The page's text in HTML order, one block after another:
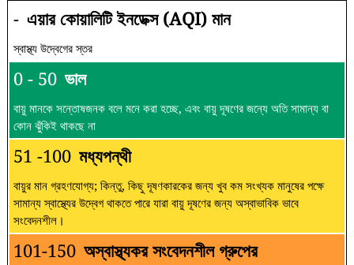
- এয়ার কোয়ালিটি ইনডেক্স (AQI) মান
স্বাস্থ্য উদ্বেগের স্তর
0 - 50 ভাল
বায়ু মানকে সন্তোষজনক বলে মনে করা হচ্ছে, এবং বায়ু দূষণের জন্যে অতি সামান্য বা
কোন ঝুঁকিই থাকছে না
51 -100 মধ্যপন্থী
বায়ুর মান গ্রহণযোগ্য; কিন্তু, কিছু দূষণকারকের জন্য খুব কম সংখ্যক মানুষের পক্ষে
সামান্য স্বাস্থ্যের উদ্বেগ থাকতে পারে যারা বায়ু দূষণের জন্য অস্বাভাবিক ভাবে
সংবেদনশীল।
101-150 অস্বাস্থ্যকর সংবেদনশীল গ্রুপের